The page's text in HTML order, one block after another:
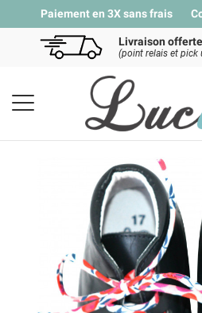
Paiement en 3X sans frais
Livraison offerte
(point relais et pick